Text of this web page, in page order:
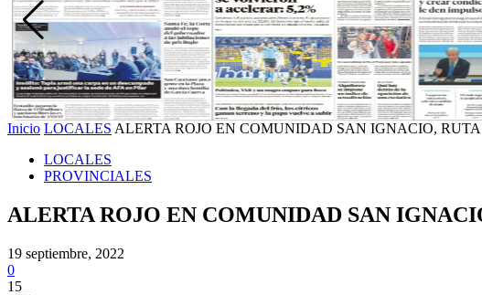
Inicio LOCALES ALERTA ROJO EN COMUNIDAD SAN IGNACIO,
LOCALES
PROVINCIALES
ALERTA ROJO EN COMUNIDAD SAN
19 septiembre, 2022
0
15